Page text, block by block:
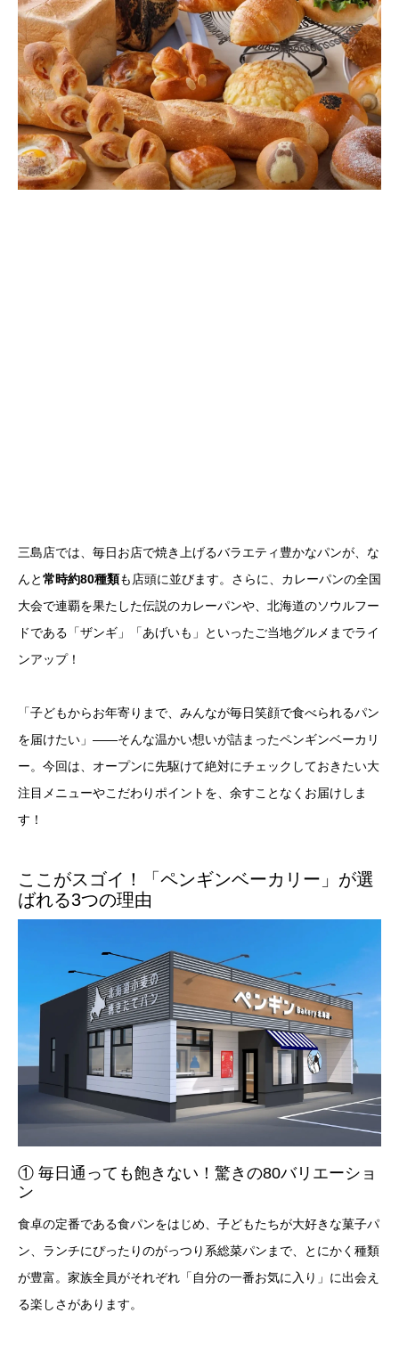
三島店では、毎日お店で焼き上げるバラエティ豊かなパンが、な
んと常時約80種類も店頭に並びます。さらに、カレーパンの全国
大会で連覇を果たした伝説のカレーパンや、北海道のソウルフー
ドである「ザンギ」「あげいも」といったご当地グルメまでライ
ンアップ！
「子どもからお年寄りまで、みんなが毎日笑顔で食べられるパン
を届けたい」――そんな温かい想いが詰まったペンギンベーカリ
ー。今回は、オープンに先駆けて絶対にチェックしておきたい大
注目メニューやこだわりポイントを、余すことなくお届けしま
す！
ここがスゴイ！「ペンギンベーカリー」が選
ばれる3つの理由
① 毎日通っても飽きない！驚きの80バリエーショ
ン
食卓の定番である食パンをはじめ、子どもたちが大好きな菓子パ
ン、ランチにぴったりのがっつり系総菜パンまで、とにかく種類
が豊富。家族全員がそれぞれ「自分の一番お気に入り」に出会え
る楽しさがあります。